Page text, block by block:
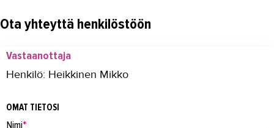
OMA TAKK
Ota yhteyttä henkilöstöön
Vastaanottaja
Henkilö: Heikkinen Mikko
OMAT TIETOSI
Nimi*